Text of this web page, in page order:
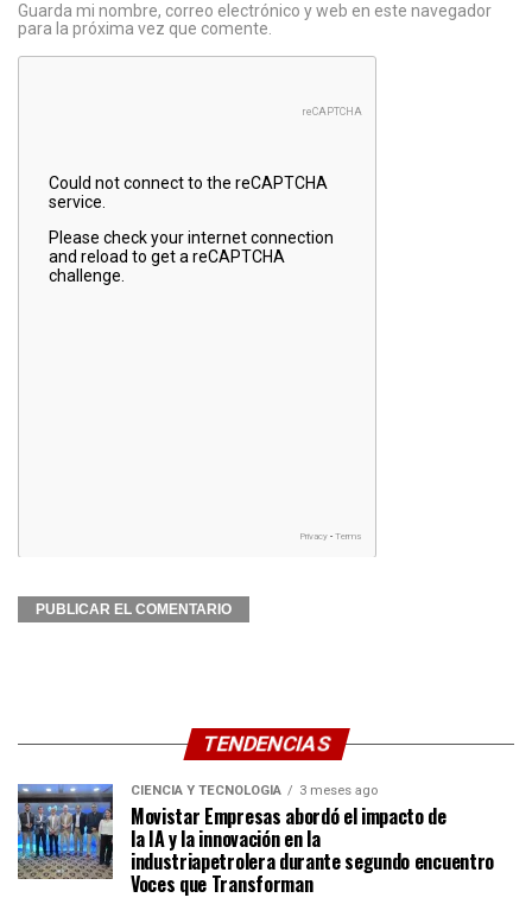
Guarda mi nombre, correo electrónico y web en este navegador
para la próxima vez que comente.
TENDENCIAS
CIENCIA Y TECNOLOGÍA 3 meses ago
Movistar Empresas abordó el impacto de
la IA y la innovación en la
industriapetrolera durante segundo encuentro
Voces que Transforman